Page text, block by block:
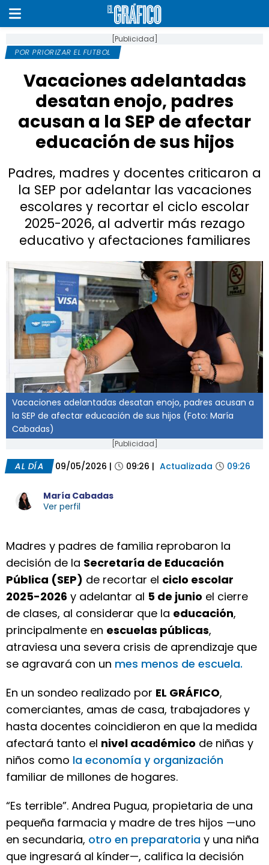
[Publicidad]
POR PRIORIZAR EL FUTBOL
Vacaciones adelantadas
desatan enojo, padres
acusan a la SEP de afectar
educación de sus hijos
Padres, madres y docentes criticaron a
la SEP por adelantar las vacaciones
escolares y recortar el ciclo escolar
2025-2026, al advertir más rezago
educativo y afectaciones familiares
Vacaciones adelantadas desatan enojo, padres acusan a
la SEP de afectar educación de sus hijos (Foto: María
Cabadas)
[Publicidad]
AL DÍA 09/05/2026 | 09:26 | Actualizada 09:26
María Cabadas
Ver perfil
Madres y padres de familia reprobaron la
decisión de la Secretaría de Educación
Pública (SEP) de recortar el ciclo escolar
2025-2026 y adelantar al 5 de junio el cierre
de clases, al considerar que la educación,
principalmente en escuelas públicas,
atraviesa una severa crisis de aprendizaje que
se agravará con un mes menos de escuela.
En un sondeo realizado por EL GRÁFICO,
comerciantes, amas de casa, trabajadores y
hasta docentes coincidieron en que la medida
afectará tanto el nivel académico de niñas y
niños como la economía y organización
familiar de millones de hogares.
“Es terrible”. Andrea Pugua, propietaria de una
pequeña farmacia y madre de tres hijos —uno
en secundaria, otro en preparatoria y una niña
que ingresará al kínder—, califica la decisión